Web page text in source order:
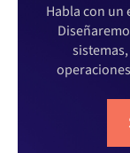
Habla con un